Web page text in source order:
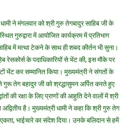
ने मंगलवार को श्री गुरु तेगबादुर साहिब जी के
गुरुद्वारा में आयोजित कार्यक्रम में प्रतिभाग
में मत्था टेकने के साथ ही शबद कीर्तन भी सुना।
रेसकोर्स के पदाधिकारियों से भेंट की, इस मौके पर
भेंट कर सम्मानित किया। मुख्यमंत्री ने संगतों के
गुरू तेग बहादुर जी को श्रद्धासुमन अर्पित करते हुए
की रक्षा के लिए प्राणों की आहुति देने वालों में श्री
है। मुख्यमंत्री धामी ने कहा कि श्री गुरु तेग
एकता, भाईचारे का संदेश दिया। उनके बलिदान से हमें